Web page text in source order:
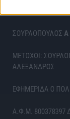
ΣΟΥΡΛΟΠΟΥΛΟΣ Α
ΜΕΤΟΧΟΙ:
ΑΛΕΞΑΝΔΡΟΣ
ΕΦΗΜΕΡΙΔΑ Ο
Α.Φ.Μ. 800378397